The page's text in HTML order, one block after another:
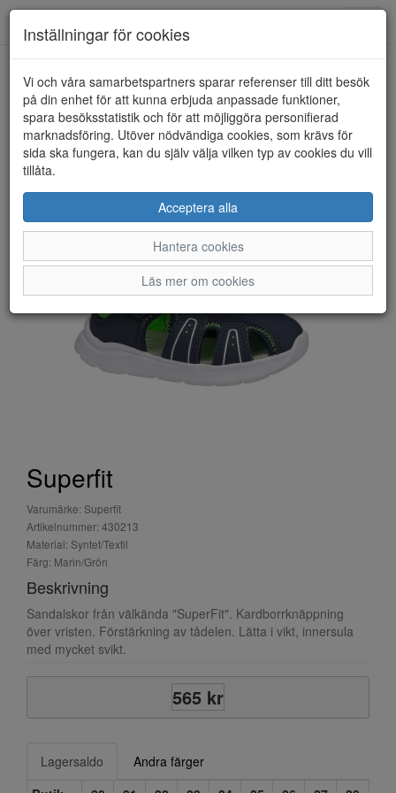
HEM SUPERFIT
Superfit
Varumärke: Superfit
Artikelnummer: 430213
Material: Syntet/Textil
Färg: Marin/Grön
Beskrivning
Sandalskor från välkända "SuperFit". Kardborrknäppning
över vristen. Förstärkning av tådelen. Lätta i vikt, innersula
med mycket svikt.
565 kr
Lagersaldo
Andra färger
Inställningar för cookies
Vi och våra samarbetspartners sparar referenser till ditt besök
på din enhet för att kunna erbjuda anpassade funktioner,
spara besöksstatistik och för att möjliggöra personifierad
marknadsföring. Utöver nödvändiga cookies, som krävs för
sida ska fungera, kan du själv välja vilken typ av cookies du vill
tillåta.
Acceptera alla
Hantera cookies
Läs mer om cookies